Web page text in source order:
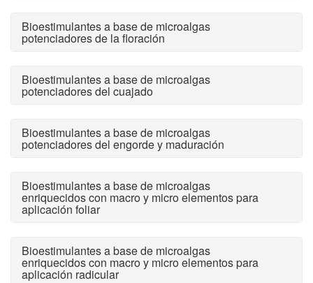
Bioestimulantes a base de microalgas
potenciadores de la floración
Bioestimulantes a base de microalgas
potenciadores del cuajado
Bioestimulantes a base de microalgas
potenciadores del engorde y maduración
Bioestimulantes a base de microalgas
enriquecidos con macro y micro elementos para
aplicación foliar
Bioestimulantes a base de microalgas
enriquecidos con macro y micro elementos para
aplicación radicular